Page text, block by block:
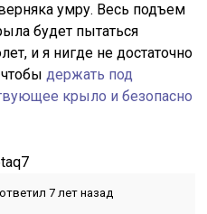
умру. Весь подъем
будет пытаться
и я нигде не достаточно
чтобыдержать под
крыло и безопасно
ответил 7 лет назад